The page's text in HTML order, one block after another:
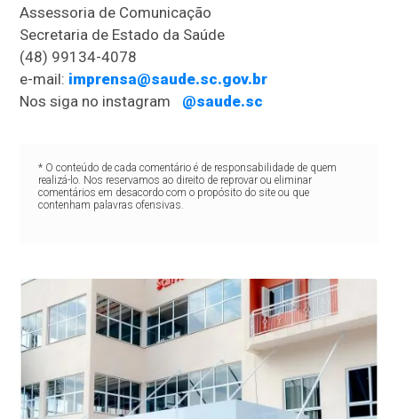
Assessoria de Comunicação
Secretaria de Estado da Saúde
(48) 99134-4078
e-mail: imprensa@saude.sc.gov.br
Nos siga no instagram
@saude.sc
* O conteúdo de cada comentário é de responsabilidade de quem
realizá-lo. Nos reservamos ao direito de reprovar ou eliminar
comentários em desacordo com o propósito do site ou que
contenham palavras ofensivas.